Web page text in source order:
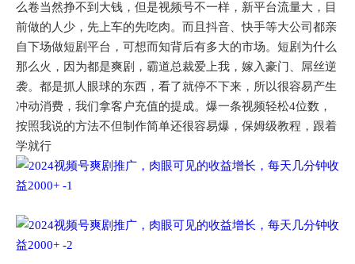
么卷当然挣不到大钱，但是视频号不一样，新平台流量大，目
前做的人少，先上车的先吃肉。而且抖音、快手等大公司都亲
自下场做短剧平台，可想而知背后有多大的市场。短剧为什么
那么火，因为都是爽剧，霸道总裁爱上我，嫁入豪门、屌丝逆
袭。都是抓人眼球的东西，看了就停不下来，所以很容易产生
冲动消费，我们拿客户充值的提成。爆一条视频轻松4位数，
按照我说的方法不但制作简单还很容易爆，保姆级教程，跟着
学就行